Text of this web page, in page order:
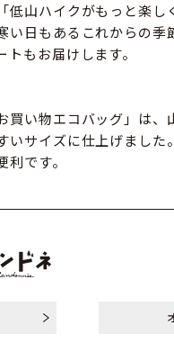
低山ハイクがもっと楽
い日もあるこれからの
トもお届けします。
買い物エコバッグ」は
いサイズに仕上げまし
利です。